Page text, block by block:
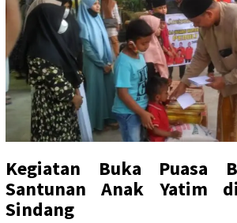
Kegiatan Buka Puasa
Santunan Anak Yatim
Sindang